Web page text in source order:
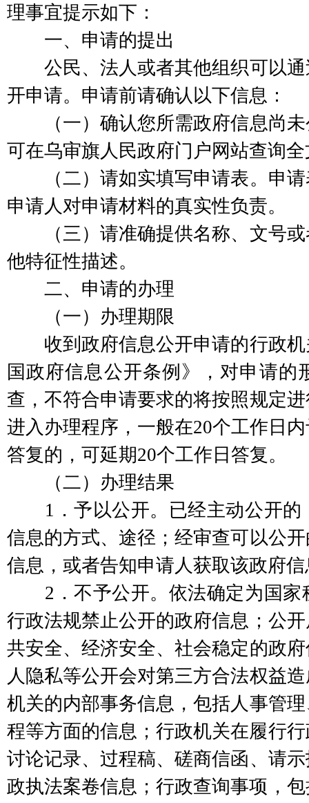
理事宜提示如下：
一、申请的提出
公民、法人或者其他组织可以通
开申请。申请前请确认以下信息：
（一）确认您所需政府信息尚未
可在乌审旗人民政府门户网站查询
（二）请如实填写申请表。申请
申请人对申请材料的真实性负责。
（三）请准确提供名称、文号或
他特征性描述。
二、申请的办理
（一）办理期限
收到政府信息公开申请的行政机
国政府信息公开条例》，对申请的
查，不符合申请要求的将按照规定
进入办理程序，一般在20个工作日
答复的，可延期20个工作日答复。
（二）办理结果
1．予以公开。已经主动公开的
信息的方式、途径；经审查可以公
信息，或者告知申请人获取该政府
2．不予公开。依法确定为国家
行政法规禁止公开的政府信息；公
共安全、经济安全、社会稳定的政
人隐私等公开会对第三方合法权益
机关的内部事务信息，包括人事管
程等方面的信息；行政机关在履行
讨论记录、过程稿、磋商信函、请
政执法案卷信息；行政查询事项，